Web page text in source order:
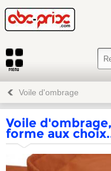
Voile d'ombrage
Voile
forme aux